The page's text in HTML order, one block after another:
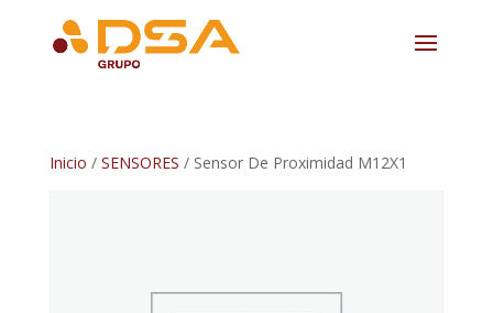
Inicio / SENSORES / Sensor De Proximidad M12X1